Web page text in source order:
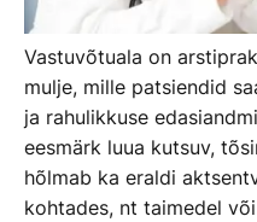
Vastuvõtuala on
mulje, mille patsiendid
ja rahulikkuse
eesmärk luua kutsuv,
hõlmab ka eraldi
kohtades, nt taimedel